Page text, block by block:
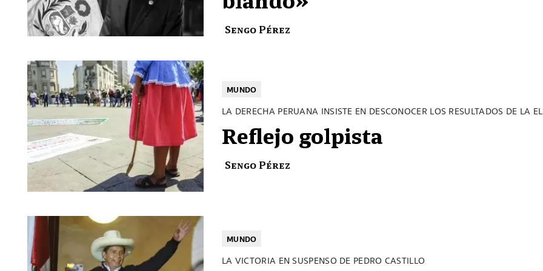
Sengo Pérez
MUNDO
LA DERECHA PERUANA INSISTE EN DESCONOCER LOS RESULTADOS DE LA
Reflejo golpista
Sengo Pérez
MUNDO
LA VICTORIA EN SUSPENSO DE PEDRO CASTILLO